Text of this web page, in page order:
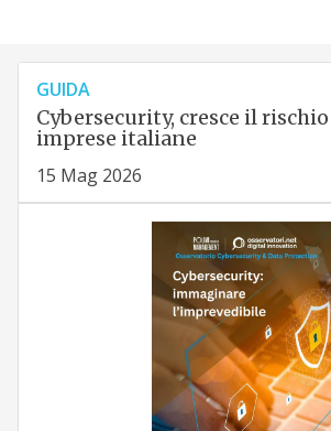
GUIDA
Cybersecurity, cresce il
imprese italiane
15 Mag 2026